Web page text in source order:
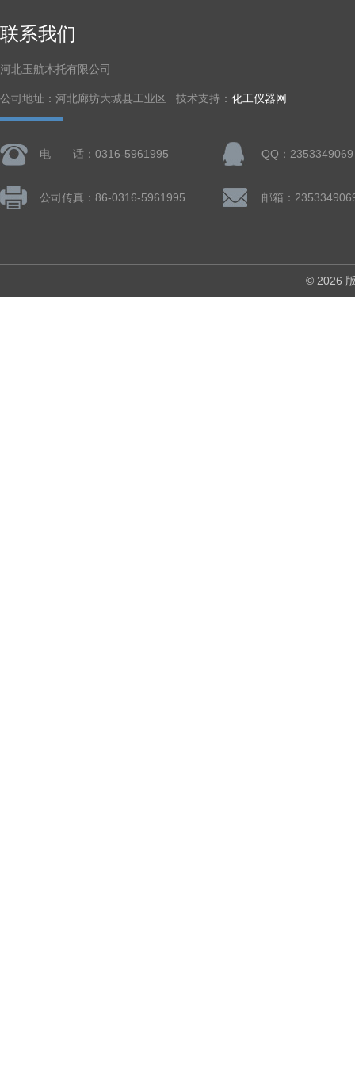
联系我们
河北玉航木托有限公司
公司地址：河北廊坊大城县工业区 技术支持： 化工仪器网
电 话：0316-5961995 QQ：2353349069
公司传真：86-0316-5961995 邮箱：
© 2026